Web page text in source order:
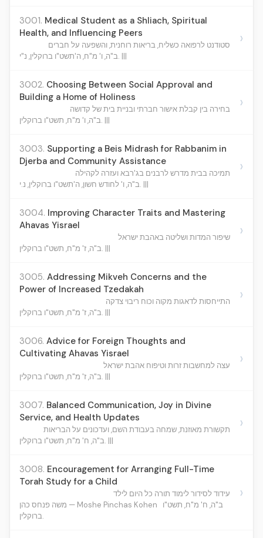
3001. Medical Student as a Shliach, Spiritual
Health, and Influencing Peers
סטודנט לרפואה כשליח, בריאות רוחנית, והשפעה על חברים
ב"ה, ו' מ"ח, ה'תשט"ו ברוקלין, נ"י. |||
›
3002. Choosing Between Social Approval and
Building a Home of Holiness
בחירה בין קבלת אישור חברתי ובניית בית של קדושה
ב"ה, ו' מ"ח, תשט"ו ברוקלין. |||
›
3003. Supporting a Beis Midrash for Rabbanim in
Djerba and Community Assistance
תמיכה בבית מדרש לרבנים בג'רבא ועזרה לקהילה
ב"ה, ו' לחודש חשון, ה'תשט"ו ברוקלין, נ.י. |||
›
3004. Improving Character Traits and Mastering
Ahavas Yisrael
שיפור המדות ושליטה באהבת ישראל
ב"ה, ז' מ"ח, תשט"ו ברוקלין. |||
›
3005. Addressing Mikveh Concerns and the
Power of Increased Tzedakah
התייחסות לדאגות מקוה וכוח ריבוי צדקה
ב"ה, ז' מ"ח, תשט"ו ברוקלין. |||
›
3006. Advice for Foreign Thoughts and
Cultivating Ahavas Yisrael
עצה למחשבות זרות וטיפוח אהבת ישראל
ב"ה, ז' מ"ח, תשט"ו ברוקלין. |||
›
3007. Balanced Communication, Joy in Divine
Service, and Health Updates
תקשורת מאוזנת, שמחה בעבודת השם, ועדכונים על הבריאות
ב"ה, ח' מ"ח, תשט"ו ברוקלין. |||
›
3008. Encouragement for Arranging Full-Time
Torah Study for a Child
עידוד לסידור לימוד תורה כל היום לילד
משה פנחס כהן — Moshe Pinchas Kohen
ב"ה, ח' מ"ח, תשט"ו
ברוקלין.
›